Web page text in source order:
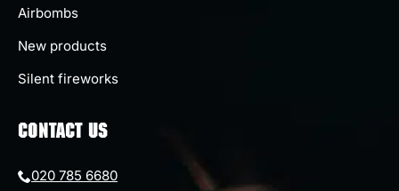
Airbombs
New products
Silent fireworks
CONTACT US
020 785 6680